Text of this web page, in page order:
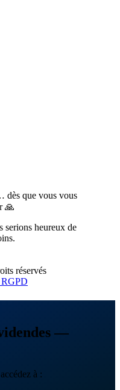
dès que vous vous
🙏
heureux de
réservés
RGPD
—
à :